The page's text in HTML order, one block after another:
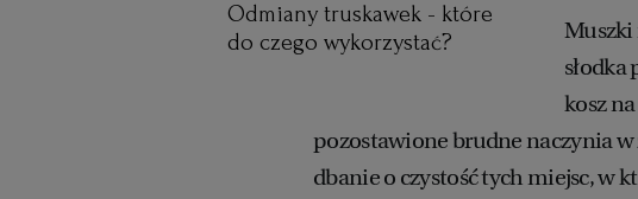
Odmiany truskawek - które
do czego wykorzystać?
Muszki
kosz
pozostawione brudne naczynia
dbanie o czystość tych miejsc, w